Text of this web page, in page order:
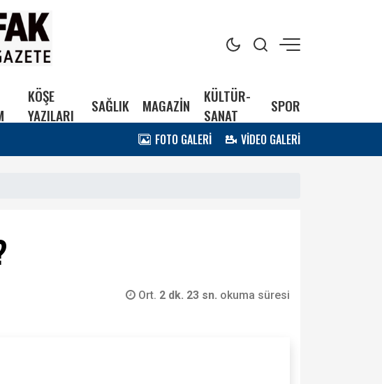
KÖŞE
YAZILARI
SAĞLIK MAGAZİN
KÜLTÜR-
SANAT
SPOR
FOTO GALERİ VİDEO GALERİ
Ort. 2 dk. 23 sn. okuma süresi